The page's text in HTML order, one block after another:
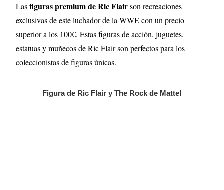
Lasfiguras premium de Ric Flairson recreaciones
exclusivas de este luchador de la WWE con un precio
superior a los 100€. Estas figuras de acción, juguetes,
estatuas y muñecos de Ric Flair son perfectos para los
coleccionistas de figuras únicas.
Figura de Ric Flair y The Rock de Mattel